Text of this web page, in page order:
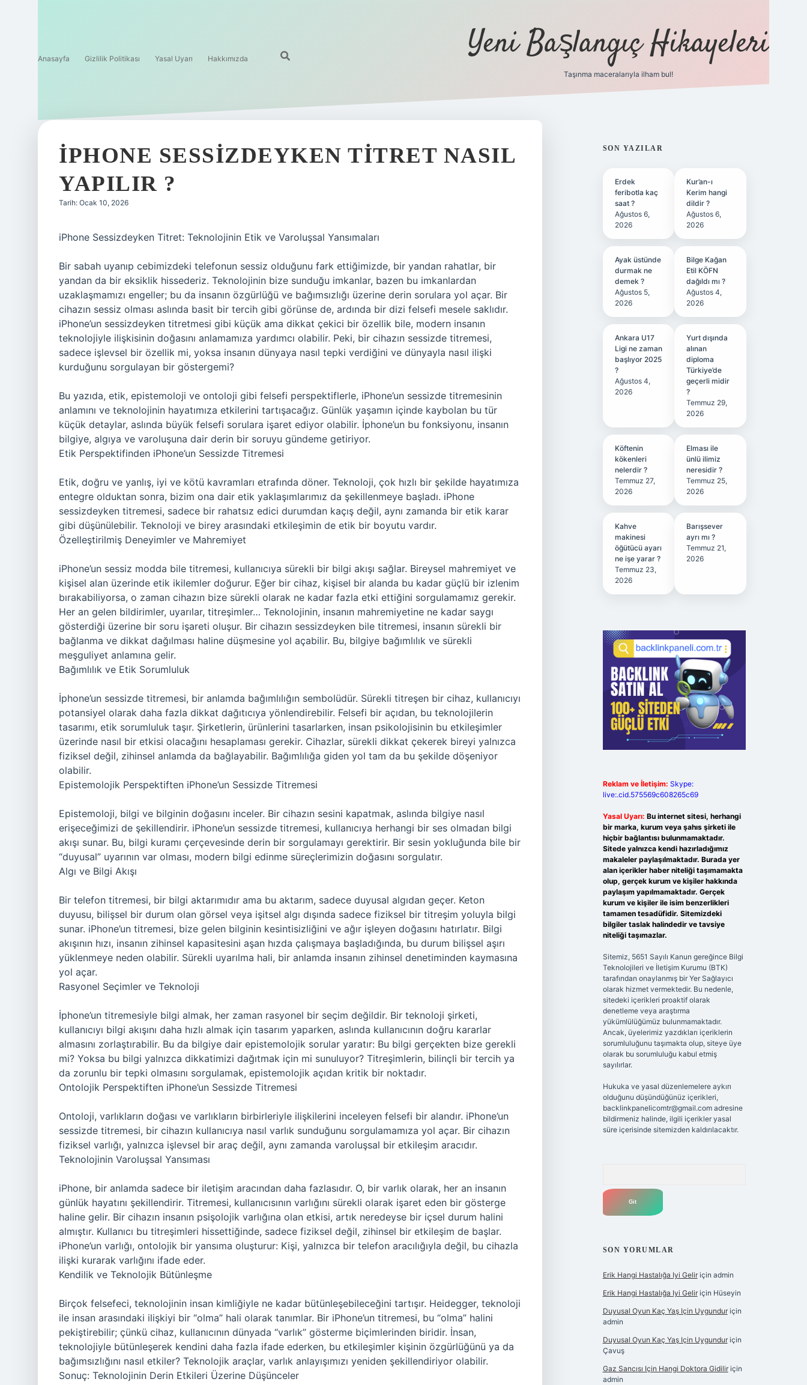
Anasayfa Gizlilik Politikası Yasal Uyarı Hakkımızda Yeni Başlangıç Hikayeleri
Taşınma maceralarıyla ilham bul!
IPHONE SESSIZDEYKEN TITRET NASIL
YAPILIR ?
Tarih: Ocak 10, 2026
iPhone Sessizdeyken Titret: Teknolojinin Etik ve Varoluşsal Yansımaları
Bir sabah uyanıp cebimizdeki telefonun sessiz olduğunu fark ettiğimizde, bir yandan rahatlar, bir
yandan da bir eksiklik hissederiz. Teknolojinin bize sunduğu imkanlar, bazen bu imkanlardan
uzaklaşmamızı engeller; bu da insanın özgürlüğü ve bağımsızlığı üzerine derin sorulara yol açar. Bir
cihazın sessiz olması aslında basit bir tercih gibi görünse de, ardında bir dizi felsefi mesele saklıdır.
iPhone’un sessizdeyken titretmesi gibi küçük ama dikkat çekici bir özellik bile, modern insanın
teknolojiyle ilişkisinin doğasını anlamamıza yardımcı olabilir. Peki, bir cihazın sessizde titremesi,
sadece işlevsel bir özellik mi, yoksa insanın dünyaya nasıl tepki verdiğini ve dünyayla nasıl ilişki
kurduğunu sorgulayan bir göstergemi?
Bu yazıda, etik, epistemoloji ve ontoloji gibi felsefi perspektiflerle, iPhone’un sessizde titremesinin
anlamını ve teknolojinin hayatımıza etkilerini tartışacağız. Günlük yaşamın içinde kaybolan bu tür
küçük detaylar, aslında büyük felsefi sorulara işaret ediyor olabilir. İphone’un bu fonksiyonu, insanın
bilgiye, algıya ve varoluşuna dair derin bir soruyu gündeme getiriyor.
Etik Perspektifinden iPhone’un Sessizde Titremesi
Etik, doğru ve yanlış, iyi ve kötü kavramları etrafında döner. Teknoloji, çok hızlı bir şekilde hayatımıza
entegre olduktan sonra, bizim ona dair etik yaklaşımlarımız da şekillenmeye başladı. iPhone
sessizdeyken titremesi, sadece bir rahatsız edici durumdan kaçış değil, aynı zamanda bir etik karar
gibi düşünülebilir. Teknoloji ve birey arasındaki etkileşimin de etik bir boyutu vardır.
Özelleştirilmiş Deneyimler ve Mahremiyet
iPhone’un sessiz modda bile titremesi, kullanıcıya sürekli bir bilgi akışı sağlar. Bireysel mahremiyet ve
kişisel alan üzerinde etik ikilemler doğurur. Eğer bir cihaz, kişisel bir alanda bu kadar güçlü bir izlenim
bırakabiliyorsa, o zaman cihazın bize sürekli olarak ne kadar fazla etki ettiğini sorgulamamız gerekir.
Her an gelen bildirimler, uyarılar, titreşimler… Teknolojinin, insanın mahremiyetine ne kadar saygı
gösterdiği üzerine bir soru işareti oluşur. Bir cihazın sessizdeyken bile titremesi, insanın sürekli bir
bağlanma ve dikkat dağılması haline düşmesine yol açabilir. Bu, bilgiye bağımlılık ve sürekli
meşguliyet anlamına gelir.
Bağımlılık ve Etik Sorumluluk
İphone’un sessizde titremesi, bir anlamda bağımlılığın sembolüdür. Sürekli titreşen bir cihaz, kullanıcıyı
potansiyel olarak daha fazla dikkat dağıtıcıya yönlendirebilir. Felsefi bir açıdan, bu teknolojilerin
tasarımı, etik sorumluluk taşır. Şirketlerin, ürünlerini tasarlarken, insan psikolojisinin bu etkileşimler
üzerinde nasıl bir etkisi olacağını hesaplaması gerekir. Cihazlar, sürekli dikkat çekerek bireyi yalnızca
fiziksel değil, zihinsel anlamda da bağlayabilir. Bağımlılığa giden yol tam da bu şekilde döşeniyor
olabilir.
Epistemolojik Perspektiften iPhone’un Sessizde Titremesi
Epistemoloji, bilgi ve bilginin doğasını inceler. Bir cihazın sesini kapatmak, aslında bilgiye nasıl
erişeceğimizi de şekillendirir. iPhone’un sessizde titremesi, kullanıcıya herhangi bir ses olmadan bilgi
akışı sunar. Bu, bilgi kuramı çerçevesinde derin bir sorgulamayı gerektirir. Bir sesin yokluğunda bile bir
“duyusal” uyarının var olması, modern bilgi edinme süreçlerimizin doğasını sorgulatır.
Algı ve Bilgi Akışı
Bir telefon titremesi, bir bilgi aktarımıdır ama bu aktarım, sadece duyusal algıdan geçer. Keton
duyusu, bilişsel bir durum olan görsel veya işitsel algı dışında sadece fiziksel bir titreşim yoluyla bilgi
sunar. iPhone’un titremesi, bize gelen bilginin kesintisizliğini ve ağır işleyen doğasını hatırlatır. Bilgi
akışının hızı, insanın zihinsel kapasitesini aşan hızda çalışmaya başladığında, bu durum bilişsel aşırı
yüklenmeye neden olabilir. Sürekli uyarılma hali, bir anlamda insanın zihinsel denetiminden kaymasına
yol açar.
Rasyonel Seçimler ve Teknoloji
İphone’un titremesiyle bilgi almak, her zaman rasyonel bir seçim değildir. Bir teknoloji şirketi,
kullanıcıyı bilgi akışını daha hızlı almak için tasarım yaparken, aslında kullanıcının doğru kararlar
almasını zorlaştırabilir. Bu da bilgiye dair epistemolojik sorular yaratır: Bu bilgi gerçekten bize gerekli
mi? Yoksa bu bilgi yalnızca dikkatimizi dağıtmak için mi sunuluyor? Titreşimlerin, bilinçli bir tercih ya
da zorunlu bir tepki olmasını sorgulamak, epistemolojik açıdan kritik bir noktadır.
Ontolojik Perspektiften iPhone’un Sessizde Titremesi
Ontoloji, varlıkların doğası ve varlıkların birbirleriyle ilişkilerini inceleyen felsefi bir alandır. iPhone’un
sessizde titremesi, bir cihazın kullanıcıya nasıl varlık sunduğunu sorgulamamıza yol açar. Bir cihazın
fiziksel varlığı, yalnızca işlevsel bir araç değil, aynı zamanda varoluşsal bir etkileşim aracıdır.
Teknolojinin Varoluşsal Yansıması
iPhone, bir anlamda sadece bir iletişim aracından daha fazlasıdır. O, bir varlık olarak, her an insanın
günlük hayatını şekillendirir. Titremesi, kullanıcısının varlığını sürekli olarak işaret eden bir gösterge
haline gelir. Bir cihazın insanın psişolojik varlığına olan etkisi, artık neredeyse bir içsel durum halini
almıştır. Kullanıcı bu titreşimleri hissettiğinde, sadece fiziksel değil, zihinsel bir etkileşim de başlar.
iPhone’un varlığı, ontolojik bir yansıma oluşturur: Kişi, yalnızca bir telefon aracılığıyla değil, bu cihazla
ilişki kurarak varlığını ifade eder.
Kendilik ve Teknolojik Bütünleşme
Birçok felsefeci, teknolojinin insan kimliğiyle ne kadar bütünleşebileceğini tartışır. Heidegger, teknoloji
ile insan arasındaki ilişkiyi bir “olma” hali olarak tanımlar. Bir iPhone’un titremesi, bu “olma” halini
pekiştirebilir; çünkü cihaz, kullanıcının dünyada “varlık” gösterme biçimlerinden biridir. İnsan,
teknolojiyle bütünleşerek kendini daha fazla ifade ederken, bu etkileşimler kişinin özgürlüğünü ya da
bağımsızlığını nasıl etkiler? Teknolojik araçlar, varlık anlayışımızı yeniden şekillendiriyor olabilir.
Sonuç: Teknolojinin Derin Etkileri Üzerine Düşünceler
SIDEBAR
SON YAZILAR
Erdek
feribotla kaç
saat ?
Ağustos 6,
2026
Kur’an-ı
Kerim hangi
dildir ?
Ağustos 6,
2026
Ayak üstünde
durmak ne
demek ?
Ağustos 5,
2026
Bilge Kağan
Etil KÖFN
dağıldı mı ?
Ağustos 4,
2026
Ankara U17
Ligi ne zaman
başlıyor 2025
?
Ağustos 4,
2026
Yurt dışında
alınan
diploma
Türkiye’de
geçerli midir
?
Temmuz 29,
2026
Köftenin
kökenleri
nelerdir ?
Temmuz 27,
2026
Elması ile
ünlü ilimiz
neresidir ?
Temmuz 25,
2026
Kahve
makinesi
öğütücü ayarı
ne işe yarar ?
Temmuz 23,
2026
Barışsever
ayrı mı ?
Temmuz 21,
2026
Reklam ve İletişim: Skype:
live:.cid.575569c608265c69
Yasal Uyarı: Bu internet sitesi, herhangi
bir marka, kurum veya şahıs şirketi ile
hiçbir bağlantısı bulunmamaktadır.
Sitede yalnızca kendi hazırladığımız
makaleler paylaşılmaktadır. Burada yer
alan içerikler haber niteliği taşımamakta
olup, gerçek kurum ve kişiler hakkında
paylaşım yapılmamaktadır. Gerçek
kurum ve kişiler ile isim benzerlikleri
tamamen tesadüfidir. Sitemizdeki
bilgiler taslak halindedir ve tavsiye
niteliği taşımazlar.
Sitemiz, 5651 Sayılı Kanun gereğince Bilgi
Teknolojileri ve İletişim Kurumu (BTK)
tarafından onaylanmış bir Yer Sağlayıcı
olarak hizmet vermektedir. Bu nedenle,
sitedeki içerikleri proaktif olarak
denetleme veya araştırma
yükümlülüğümüz bulunmamaktadır.
Ancak, üyelerimiz yazdıkları içeriklerin
sorumluluğunu taşımakta olup, siteye üye
olarak bu sorumluluğu kabul etmiş
sayılırlar.
Hukuka ve yasal düzenlemelere aykırı
olduğunu düşündüğünüz içerikleri,
backlinkpanelicomtr@gmail.comadresine
bildirmeniz halinde, ilgili içerikler yasal
süre içerisinde sitemizden kaldırılacaktır.
SON YORUMLAR
Erik Hangi Hastalığa Iyi Geliriçin admin
Erik Hangi Hastalığa Iyi Geliriçin Hüseyin
Duyusal Oyun Kaç Yaş Için Uygunduriçin
admin
Duyusal Oyun Kaç Yaş Için Uygunduriçin
Çavuş
Gaz Sancısı Için Hangi Doktora Gidiliriçin
admin